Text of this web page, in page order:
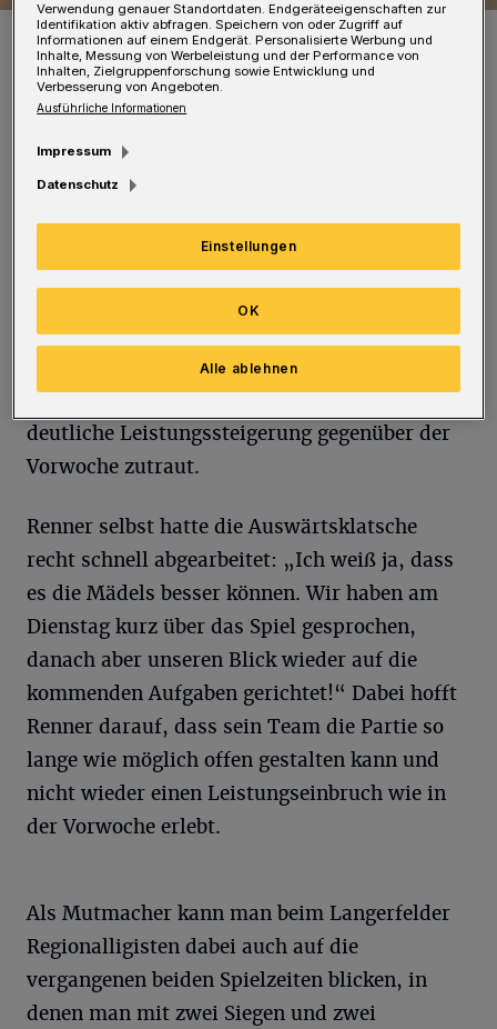
Julia Kerber in Aktion.
Foto: Dirk Freund
D
ie Oberbergischen haben zum Auftakt
Weiden mit 33:14 förmlich aus der Halle
gefegt. So gesehen übernimmt der TVB gegen
den Spitzenreiter aus Gummersbach zunächst
die Rolle des Außenseiters, auch wenn TVB-
Coach Michael Renner seinem Team eine
deutliche Leistungssteigerung gegenüber der
Vorwoche zutraut.
Renner selbst hatte die Auswärtsklatsche
recht schnell abgearbeitet: „Ich weiß ja, dass
es die Mädels besser können. Wir haben am
Dienstag kurz über das Spiel gesprochen,
danach aber unseren Blick wieder auf die
kommenden Aufgaben gerichtet!“ Dabei hofft
Renner darauf, dass sein Team die Partie so
lange wie möglich offen gestalten kann und
nicht wieder einen Leistungseinbruch wie in
der Vorwoche erlebt.
Als Mutmacher kann man beim Langerfelder
Regionalligisten dabei auch auf die
vergangenen beiden Spielzeiten blicken, in
denen man mit zwei Siegen und zwei
Verwendung genauer Standortdaten. Endgeräteeigenschaften zur
Identifikation aktiv abfragen. Speichern von oder Zugriff auf
Informationen auf einem Endgerät. Personalisierte Werbung und
Inhalte, Messung von Werbeleistung und der Performance von
Inhalten, Zielgruppenforschung sowie Entwicklung und
Verbesserung von Angeboten.
Ausführliche Informationen
Impressum
Datenschutz
Einstellungen
Alle ablehnen
OK